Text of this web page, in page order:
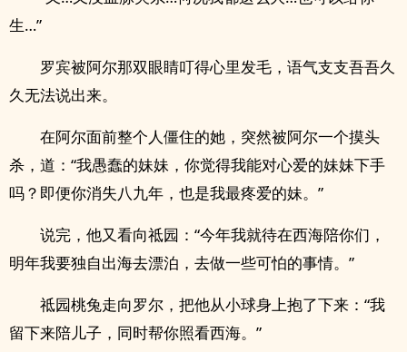
生…”
罗宾被阿尔那双眼睛叮得心里发毛，语气支支吾吾久
久无法说出来。
在阿尔面前整个人僵住的她，突然被阿尔一个摸头
杀，道：“我愚蠢的妹妹，你觉得我能对心爱的妹妹下手
吗？即便你消失八九年，也是我最疼爱的妹。”
说完，他又看向祗园：“今年我就待在西海陪你们，
明年我要独自出海去漂泊，去做一些可怕的事情。”
祗园桃兔走向罗尔，把他从小球身上抱了下来：“我
留下来陪儿子，同时帮你照看西海。”